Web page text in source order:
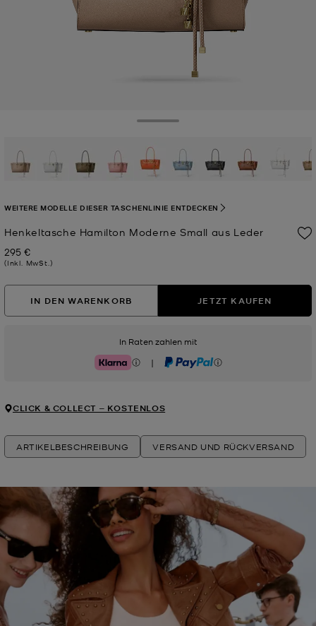
Henkeltasche Hamilton Moderne Small aus Leder
Jetzt
295 €
(Inkl. MwSt.)
WEITERE MODELLE DIESER TASCHENLINIE ENTDECKEN
IN DEN WARENKORB JETZT KAUFEN
In Raten zahlen mit
Klarna | PayPal
CLICK & COLLECT ‒ KOSTENLOS
ARTIKELBESCHREIBUNG VERSAND UND RÜCKVERSAND